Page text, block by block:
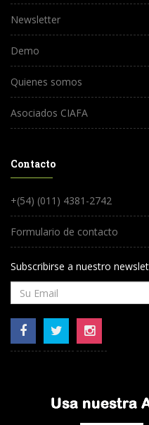
Newsletter
Demo
Quienes somos
Asociados CIAFA
Contacto
+(54) (011) 4381-2742
Formulario de contacto
Subscribirse a nuestro